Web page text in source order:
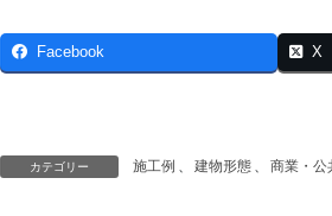
Facebook X
カテゴリー 施工例 、 建物形態 、 商業・公